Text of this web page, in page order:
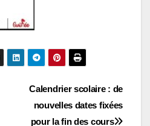
Calendrier scolaire : de
nouvelles dates fixées
pour la fin des cours